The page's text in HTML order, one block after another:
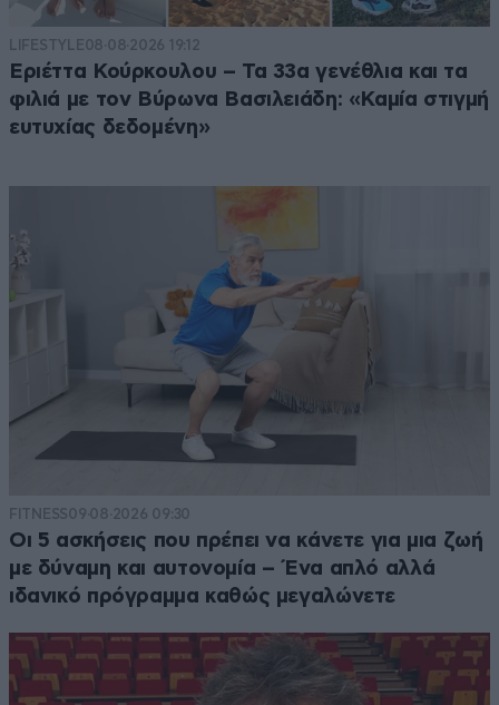
LIFESTYLE08·08·2026 19:12
Εριέττα Κούρκουλου – Τα 33α γενέθλια και τα
φιλιά με τον Βύρωνα Βασιλειάδη: «Καμία στιγμή
ευτυχίας δεδομένη»
FITNESS09·08·2026 09:30
Οι 5 ασκήσεις που πρέπει να κάνετε για μια ζωή
με δύναμη και αυτονομία – Ένα απλό αλλά
ιδανικό πρόγραμμα καθώς μεγαλώνετε